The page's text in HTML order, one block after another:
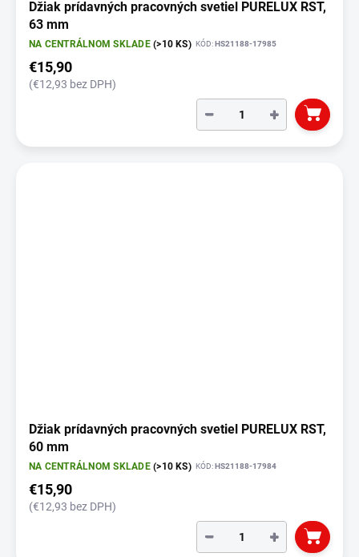
Džiak prídavných pracovných svetiel PURELUX RST,
63 mm
NA CENTRÁLNOM SKLADE(>10 KS) KÓD:HS21188-17985
€15,90
(€12,93 bez DPH)
+
−
Džiak prídavných pracovných svetiel PURELUX RST,
60 mm
NA CENTRÁLNOM SKLADE(>10 KS) KÓD: HS21188-17984
€15,90
(€12,93 bez DPH)
+
−